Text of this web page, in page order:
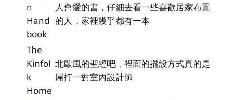
n
Hand
book
人會愛的書，仔細去看一些喜歡居家布置
的人，家裡幾乎都有一本
The
Kinfol
k
Home
北歐風的聖經吧，裡面的擺設方式真的是
屌打一對室內設計師